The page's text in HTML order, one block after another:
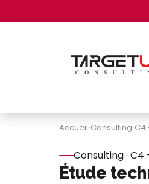
Accueil›Consulting›C4
Consulting ·
Étude